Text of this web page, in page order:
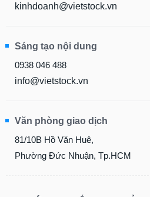
kinhdoanh@vietstock.vn
Sáng tạo nội dung
0938 046 488
info@vietstock.vn
Văn phòng giao dịch
81/10B Hồ Văn Huê,
Phường Đức Nhuận, Tp.HCM